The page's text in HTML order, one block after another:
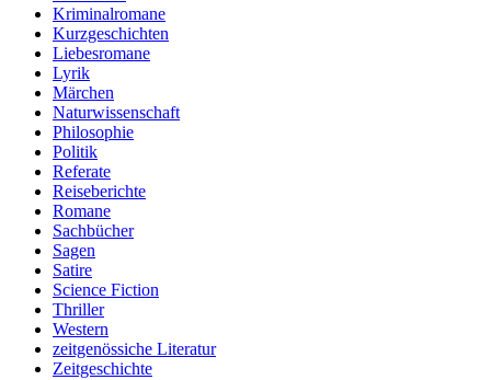
Kriminalromane
Kurzgeschichten
Liebesromane
Lyrik
Märchen
Naturwissenschaft
Philosophie
Politik
Referate
Reiseberichte
Romane
Sachbücher
Sagen
Satire
Science Fiction
Thriller
Western
zeitgenössiche Literatur
Zeitgeschichte